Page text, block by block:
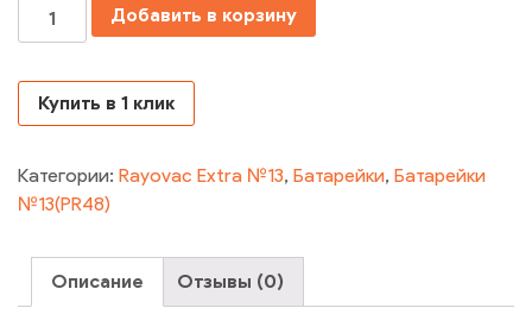
КоличествоДобавить в корзину
Купить в 1 клик
Категории: Rayovac Extra №13, Батарейки, Батарейки
№13(PR48)
Описание Отзывы (0)